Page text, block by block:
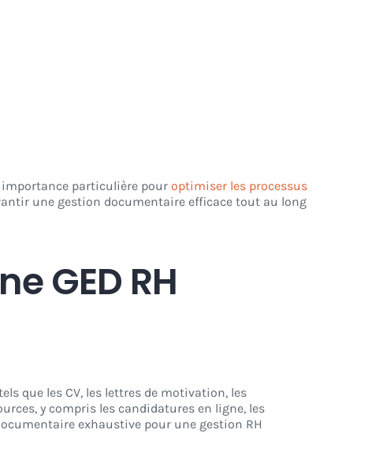
importance particulière pour optimiser les processus
une gestion documentaire efficace tout au long
GED RH
que les CV, les lettres de motivation, les
y compris les candidatures en ligne, les
exhaustive pour une gestion RH